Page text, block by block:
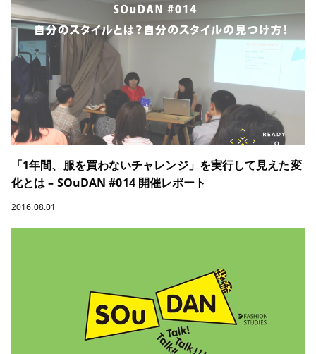
「1年間、服を買わないチャレンジ」を実行して見えた変
化とは – SOuDAN #014 開催レポート
2016.08.01